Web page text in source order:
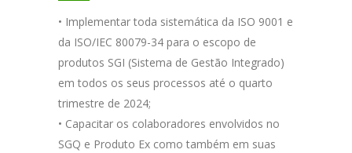
• Implementar toda sistemática da ISO 9001 e
da ISO/IEC 80079-34 para o escopo de
produtos SGI (Sistema de Gestão Integrado)
em todos os seus processos até o quarto
trimestre de 2024;
• Capacitar os colaboradores envolvidos no
SGQ e Produto Ex como também em suas